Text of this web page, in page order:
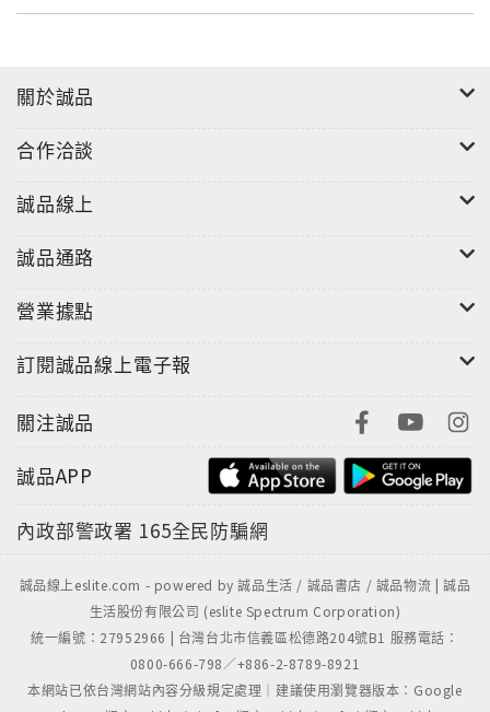
以問世，同時自問我今所研究的結果，雖未必有價值；
成。"因此決意先發表其已寫成的一方面，定名曰"中國
質方面的文化，為求名副其實，故不敢有文化史之稱。
不能包舉本國一切人文現象，含有俟他日補充完整的微
所不得不申明的，就是本書的材料，除直接採自本國古
史外，多由日本今關壽?所著《支那人文講話》及中山久
四郎所著《支那人文思想》等書譯來，著者雖有疏通編
輯之功，終未敢掩襲他山之美。又本書脫稿之後，承大
言，以表感佩。 民國二十一年雙十節前五日 著者序於上
關於誠品
合作洽談
誠品線上
誠品通路
營業據點
訂閱誠品線上電子報
關注誠品
誠品APP
內政部警政署 165全民防騙網
誠品線上eslite.com - powered by 誠品生活 / 誠品書店 / 誠品物流 | 誠品
生活股份有限公司 (eslite Spectrum Corporation)
統一編號：27952966 | 台灣台北市信義區松德路204號B1 服務電話：
0800-666-798／+886-2-8789-8921
本網站已依台灣網站內容分級規定處理｜建議使用瀏覽器版本：Google